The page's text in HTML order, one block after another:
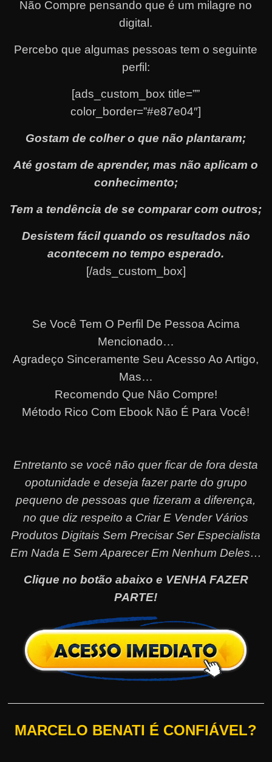
Não Compre pensando que é um milagre no
digital.
Percebo que algumas pessoas tem o seguinte
perfil:
[ads_custom_box title=””
color_border=”#e87e04″]
Gostam de colher o que não plantaram;
Até gostam de aprender, mas não aplicam o
conhecimento;
Tem a tendência de se comparar com outros;
Desistem fácil quando os resultados não
acontecem no tempo esperado.
[/ads_custom_box]
Se Você Tem O Perfil De Pessoa Acima
Mencionado…
Agradeço Sinceramente Seu Acesso Ao Artigo,
Mas…
Recomendo Que Não Compre!
Método Rico Com Ebook Não É Para Você!
Entretanto se você não quer ficar de fora desta
opotunidade e deseja fazer parte do grupo
pequeno de pessoas que fizeram a diferença,
no que diz respeito a Criar E Vender Vários
Produtos Digitais Sem Precisar Ser Especialista
Em Nada E Sem Aparecer Em Nenhum Deles…
Clique no botão abaixo e VENHA FAZER
PARTE!
MARCELO BENATI É CONFIÁVEL?